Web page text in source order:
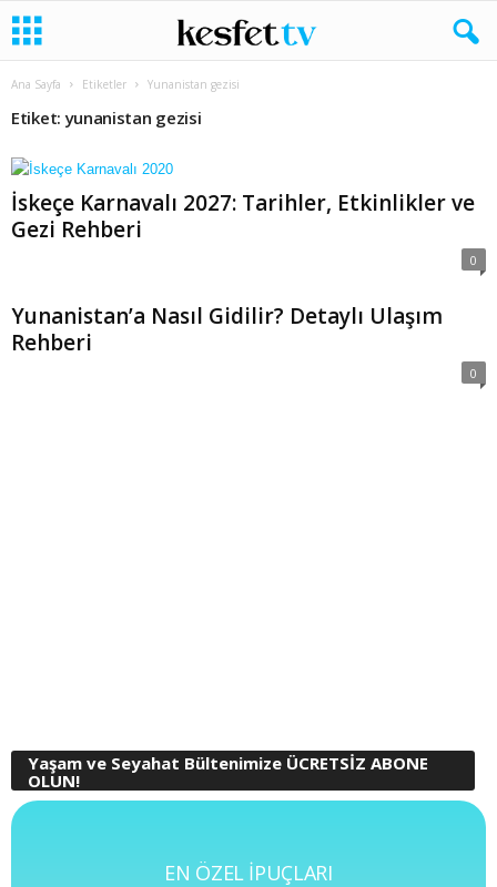
Ana Sayfa Etiketler Yunanistan gezisi
Etiket: yunanistan gezisi
İskeçe Karnavalı 2027: Tarihler, Etkinlikler ve
Gezi Rehberi
0
Yunanistan’a Nasıl Gidilir? Detaylı Ulaşım
Rehberi
0
Yaşam ve Seyahat Bültenimize ÜCRETSİZ ABONE
OLUN!
EN ÖZEL İPUÇLARI